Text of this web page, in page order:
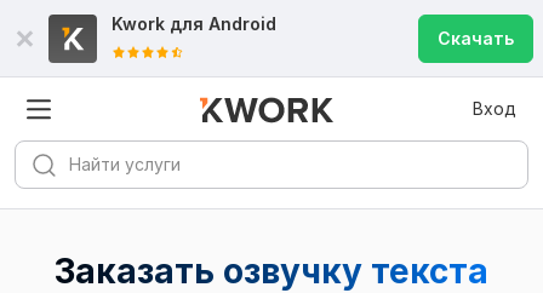
Kwork для Android
Скачать
Вход
Заказать озвучку текста